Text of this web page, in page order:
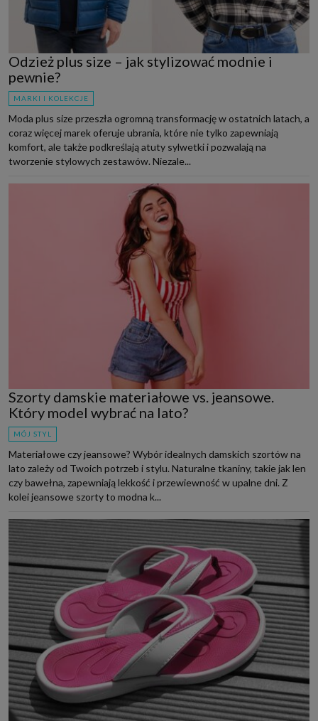
Odzież plus size – jak stylizować modnie i
pewnie?
MARKI I KOLEKCJE
Moda plus size przeszła ogromną transformację w ostatnich latach, a
coraz więcej marek oferuje ubrania, które nie tylko zapewniają
komfort, ale także podkreślają atuty sylwetki i pozwalają na
tworzenie stylowych zestawów. Niezale...
Szorty damskie materiałowe vs. jeansowe.
Który model wybrać na lato?
MÓJ STYL
Materiałowe czy jeansowe? Wybór idealnych damskich szortów na
lato zależy od Twoich potrzeb i stylu. Naturalne tkaniny, takie jak len
czy bawełna, zapewniają lekkość i przewiewność w upalne dni. Z
kolei jeansowe szorty to modna k...